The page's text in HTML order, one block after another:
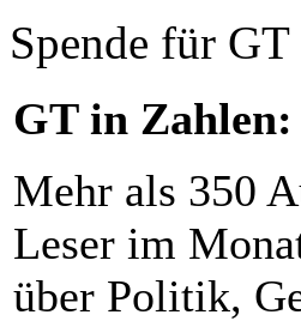
Spende für GT
GT in Zahlen:
Mehr als 350
Leser im
über Politik,